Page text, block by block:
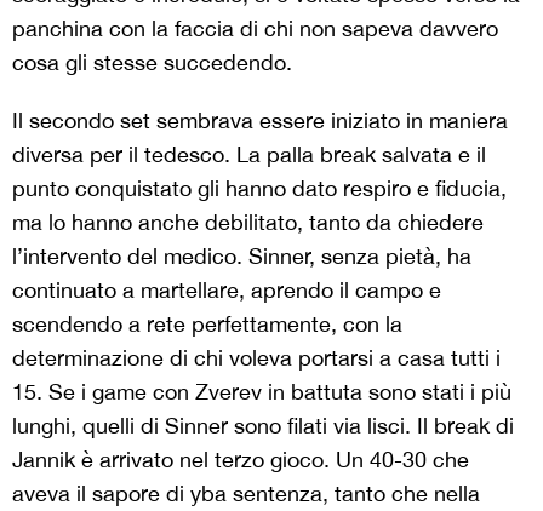
panchina con la faccia di chi non sapeva davvero
cosa gli stesse succedendo.
Il secondo set sembrava essere iniziato in maniera
diversa per il tedesco. La palla break salvata e il
punto conquistato gli hanno dato respiro e fiducia,
ma lo hanno anche debilitato, tanto da chiedere
l’intervento del medico. Sinner, senza pietà, ha
continuato a martellare, aprendo il campo e
scendendo a rete perfettamente, con la
determinazione di chi voleva portarsi a casa tutti i
15. Se i game con Zverev in battuta sono stati i più
lunghi, quelli di Sinner sono filati via lisci. Il break di
Jannik è arrivato nel terzo gioco. Un 40-30 che
aveva il sapore di yba sentenza, tanto che nella